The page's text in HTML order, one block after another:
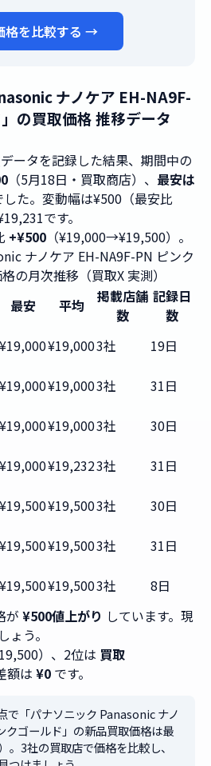
格を比較する →
ナノケア EH-NA9F-
の買取価格 推移データ
ータを記録した結果、期間中の
（5月18日・買取商店）、 最安は
した。変動幅は¥500（最安比
です。
+¥500 （¥19,000→¥19,500）。
ナノケア EH-NA9F-PN ピンク
の月次推移（買取X 実測）
最安 平均
掲載店舗
数
記録日
数
¥19,000¥19,0003社
19日
¥19,000¥19,0003社
31日
¥19,000¥19,0003社
30日
¥19,000¥19,2323社
31日
¥19,500¥19,5003社
30日
¥19,500¥19,5003社
31日
¥19,500¥19,5003社
8日
が ¥500値上がり しています。現
う。
）、2位は 買取
額は ¥0 です。
で「パナソニック Panasonic ナノ
ゴールド」の新品買取価格は最
。3社の買取店で価格を比較し、